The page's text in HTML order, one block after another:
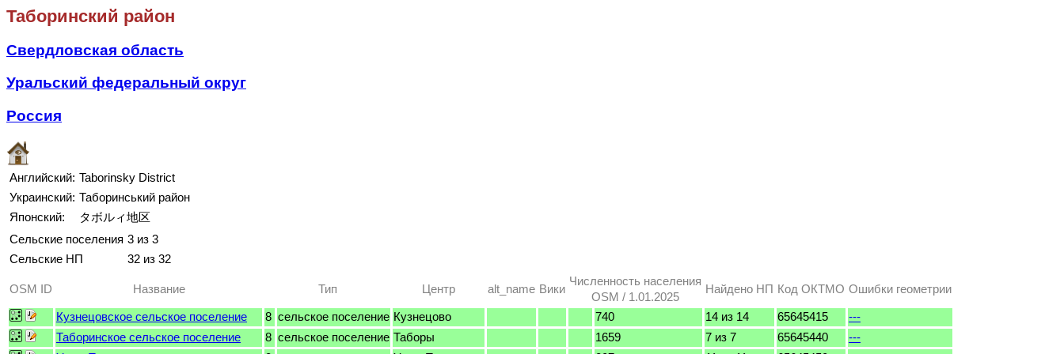
Таборинский район
Свердловская область
Уральский федеральный округ
Россия
Английский: Taborinsky District
Украинский: Таборинський район
Японский:
タボルィ地区
Сельские поселения 3 из 3
Сельские НП
32 из 32
OSM ID Название Тип Центр alt_name Вики
Численность населения
OSM / 1.01.2025
Найдено НП Код ОКТМО Ошибки геометрии
Кузнецовское сельское поселение 8 сельское поселение Кузнецово 740 14 из 14 65645415
---
Таборинское сельское поселение
8 сельское поселение Таборы 1659 7 из 7 65645440
---